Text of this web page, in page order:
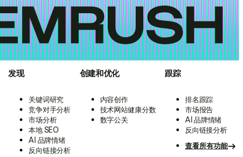
发现
关键词研究
竞争对手分析
市场分析
本地 SEO
AI 品牌情绪
反向链接分析
创建和优化
内容创作
技术网站健康分数
数字公关
跟踪
排名跟踪
市场报告
AI 品牌情绪
反向链接分析
查看所有功能